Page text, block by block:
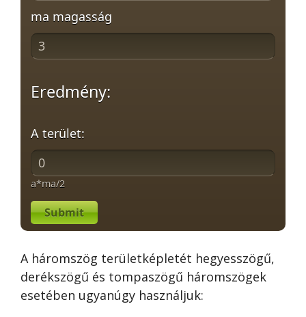
ma magasság
Eredmény:
A terület:
a*ma/2
Submit
A háromszög területképletét hegyesszögű,
derékszögű és tompaszögű háromszögek
esetében ugyanúgy használjuk: